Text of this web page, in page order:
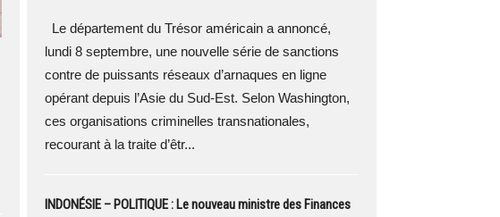
Le département du Trésor américain a annoncé,
lundi 8 septembre, une nouvelle série de sanctions
contre de puissants réseaux d’arnaques en ligne
opérant depuis l’Asie du Sud-Est. Selon Washington,
ces organisations criminelles transnationales,
recourant à la traite d’êtr...
INDONÉSIE – POLITIQUE : Le nouveau ministre des Finances